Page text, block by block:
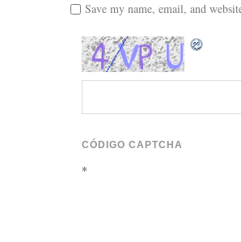
Save my name, email, and
CÓDIGO CAPTCHA
*